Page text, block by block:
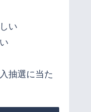
い
抽選に当た